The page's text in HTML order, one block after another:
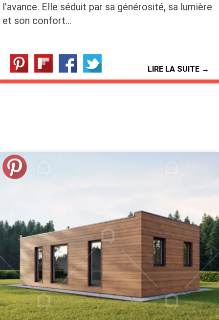
l'avance. Elle séduit par sa générosité, sa lumière
et son confort…
LIRE LA SUITE →